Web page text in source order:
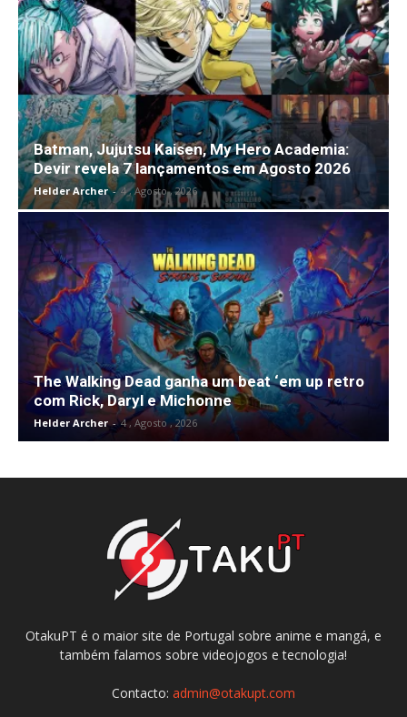
Batman, Jujutsu Kaisen, My Hero Academia:
Devir revela 7 lançamentos em Agosto 2026
Helder Archer - 4 , Agosto , 2026
The Walking Dead ganha um beat ‘em up retro
com Rick, Daryl e Michonne
Helder Archer - 4 , Agosto , 2026
OtakuPT é o maior site de Portugal sobre anime e mangá, e
também falamos sobre videojogos e tecnologia!
Contacto: admin@otakupt.com